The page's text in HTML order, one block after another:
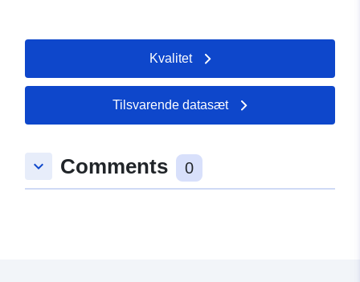
Kvalitet
Tilsvarende datasæt
keyboard_arrow_down Comments 0